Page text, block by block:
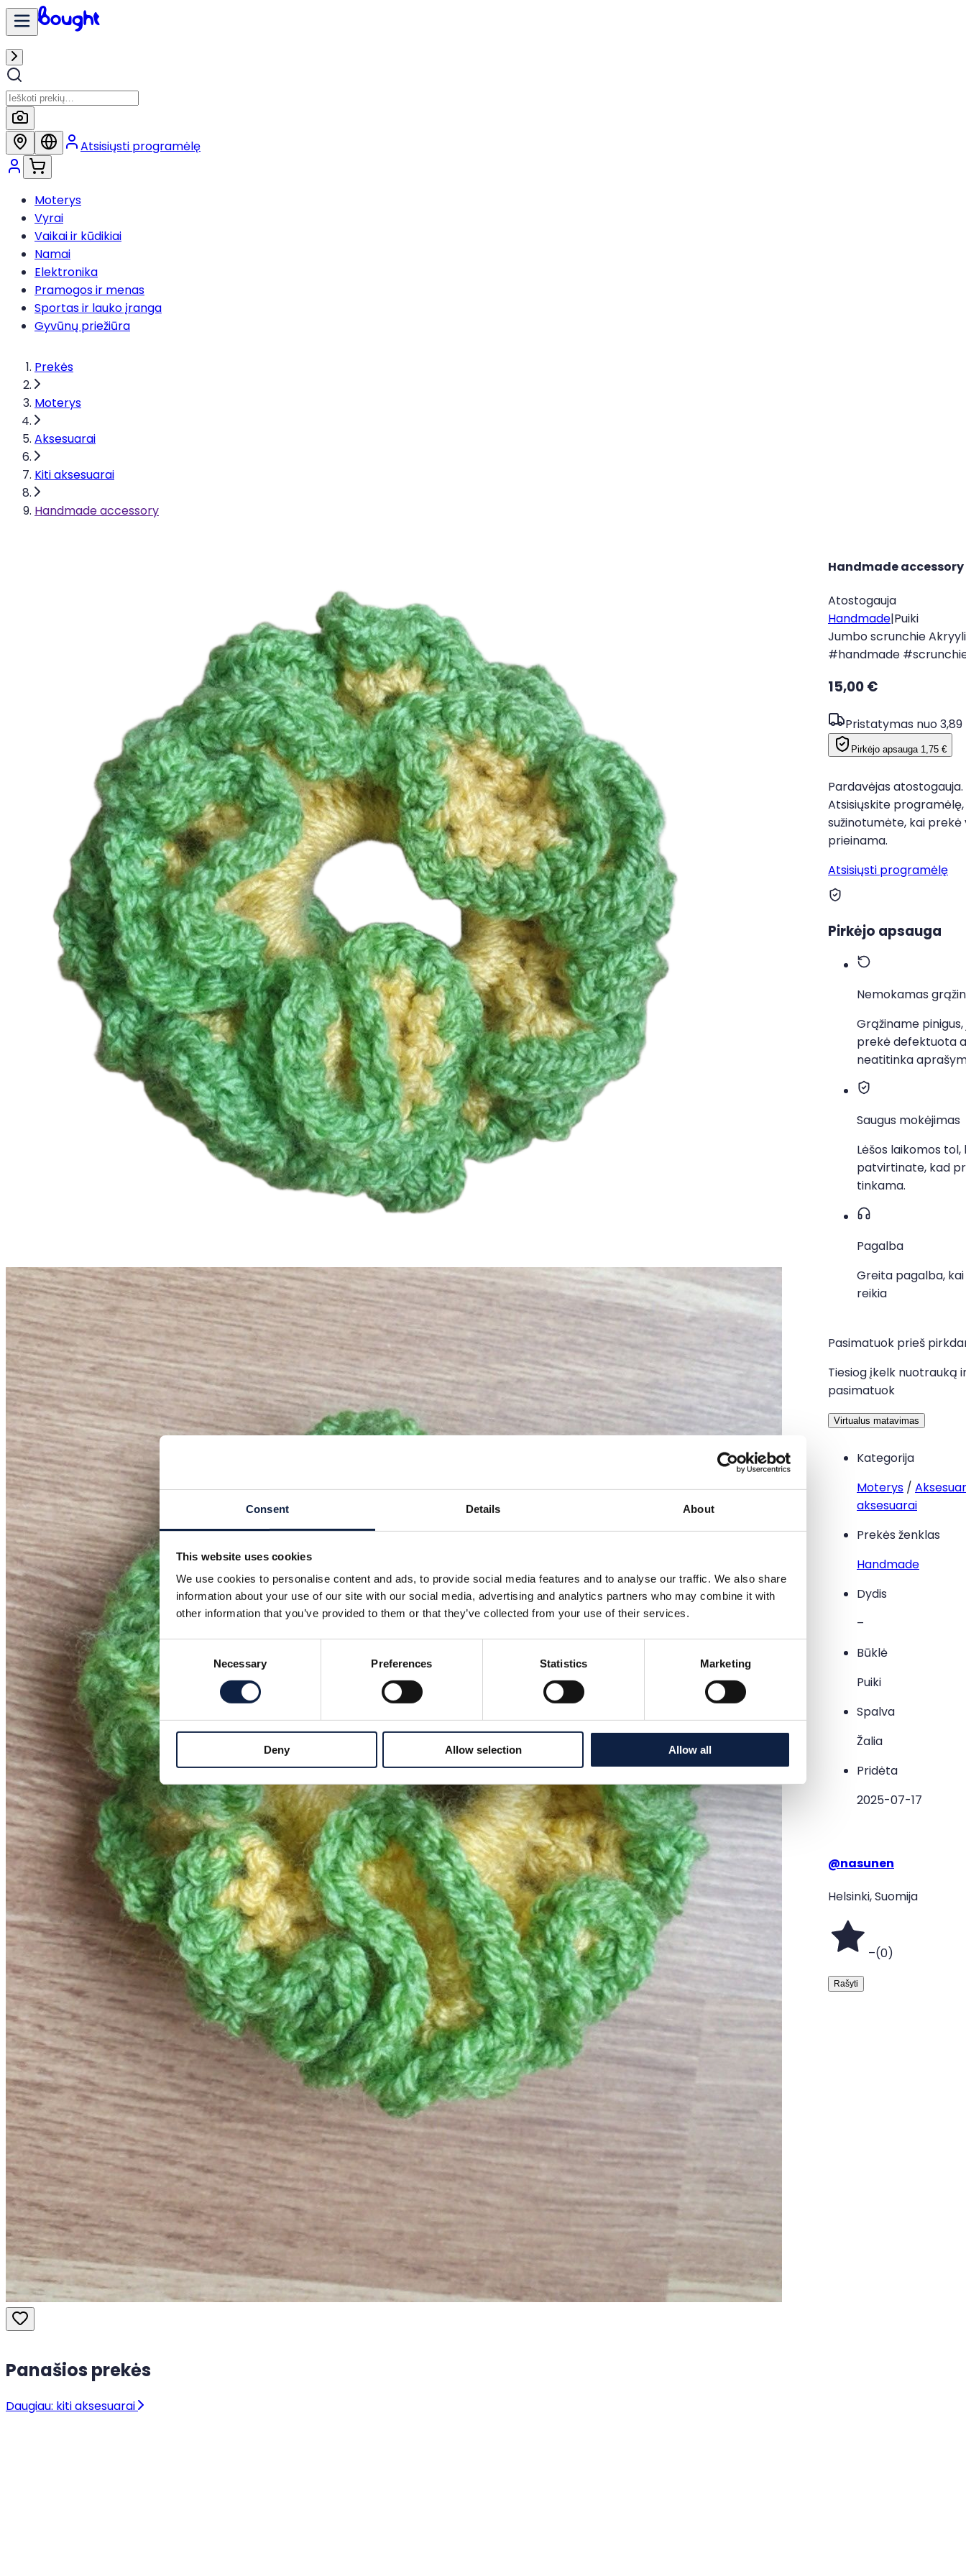
Consent Details About
This website uses cookies
We use cookies to personalise content and ads, to provide social media features and to analyse our traffic. We also share
information about your use of our site with our social media, advertising and analytics partners who may combine it with
other information that you’ve provided to them or that they’ve collected from your use of their services.
Consent
Selection
Necessary Preferences Statistics Marketing
Deny Allow selection Allow all
Atsisiųsti programėlę
Moterys
Vyrai
Vaikai ir kūdikiai
Namai
Elektronika
Pramogos ir menas
Sportas ir lauko įranga
Gyvūnų priežiūra
Prekės
Moterys
Aksesuarai
Kiti aksesuarai
Handmade accessory
Panašios prekės
Daugiau: kiti aksesuarai
Handmade accessory
Atostogauja
Handmade|Puiki
Jumbo scrunchie
#handmade
15,00 €
Pristatymas nuo
Pirkėjo apsauga 1,75 €
Pirkėjo apsauga
Nemokamas
Grąžiname pinigus,
prekė defektuota
neatitinka
Saugus mokėjimas
Lėšos laikomos tol,
patvirtinate, kad
tinkama.
Pagalba
Greita pagalba, kai
reikia
Pasimatuok prieš
Tiesiog įkelk nuotrauką
pasimatuok
Virtualus matavimas
Kategorija
Moterys /
aksesuarai
Prekės ženklas
Handmade
Dydis
–
Būklė
Puiki
Spalva
Žalia
Pridėta
2025-07-17
@nasunen
Helsinki, Suomija
–(0)
Rašyti
Pardavėjas atostogauja.
Atsisiųskite
sužinotumėte, kai prekė
prieinama.
Atsisiųsti programėlę